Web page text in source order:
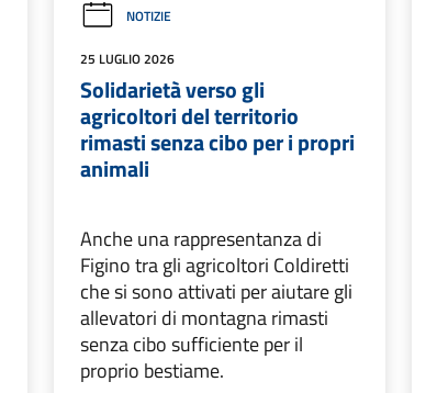
NOTIZIE
25 LUGLIO 2026
Solidarietà verso gli
agricoltori del territorio
rimasti senza cibo per i propri
animali
Anche una rappresentanza di
Figino tra gli agricoltori Coldiretti
che si sono attivati per aiutare gli
allevatori di montagna rimasti
senza cibo sufficiente per il
proprio bestiame.